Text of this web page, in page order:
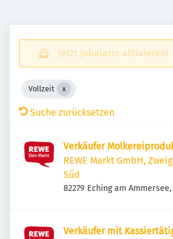
Jetzt Jobalarm aktivieren!
Vollzeit
Suche zurücksetzen
Verkäufer
REWE Markt GmbH,
Süd
82279 Eching am
Verkäufer mit